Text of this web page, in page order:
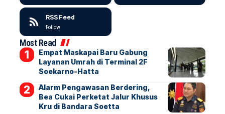
RSS Feed
Follow
Most Read
Empat Maskapai Baru Gabung
Layanan Umrah di Terminal 2F
Soekarno-Hatta
Alarm Pengawasan Berdering,
Bea Cukai Perketat Jalur Khusus
Kru di Bandara Soetta